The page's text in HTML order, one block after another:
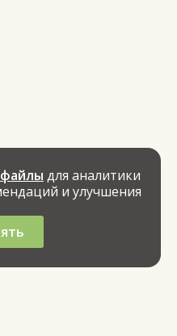
для аналитики
и улучшения